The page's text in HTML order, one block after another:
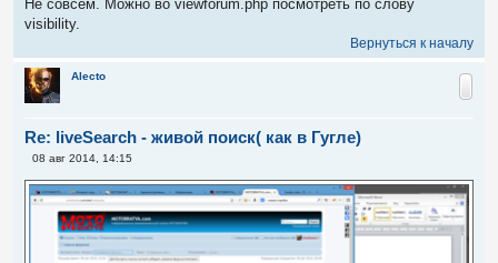
б
щ
е
Не совсем. Можно во viewforum.php посмотреть по слову
visibility.
Вернуться к началу
Alecto
Re: liveSearch - живой поиск( как в Гугле)
С
о
б
08 авг 2014, 14:15